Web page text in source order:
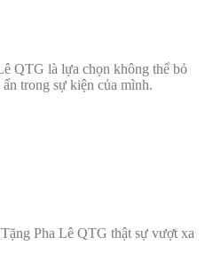
QTG là lựa chọn không thể bỏ
trong sự kiện của mình.
Pha Lê QTG thật sự vượt xa